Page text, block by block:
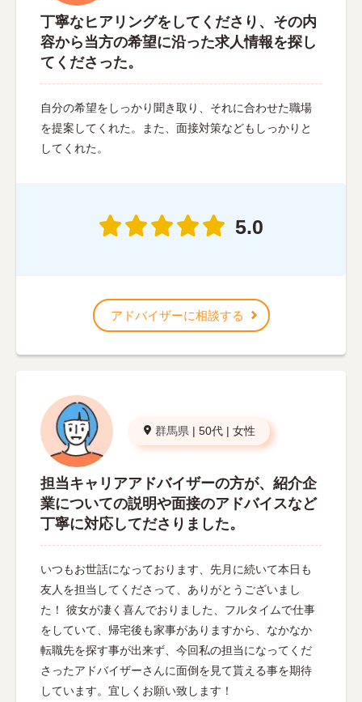
丁寧なヒアリングをしてくださり、その内
容から当方の希望に沿った求人情報を探し
てくださった。
自分の希望をしっかり聞き取り、それに合わせた職場
を提案してくれた。また、面接対策などもしっかりと
してくれた。
5.0
アドバイザーに相談する
群馬県 | 50代 | 女性
担当キャリアアドバイザーの方が、紹介企
業についての説明や面接のアドバイスなど
丁寧に対応してださりました。
いつもお世話になっております、先月に続いて本日も
友人を担当してくださって、ありがとうございまし
た！ 彼女が凄く喜んでおりました、フルタイムで仕事
をしていて、帰宅後も家事がありますから、なかなか
転職先を探す事が出来ず、今回私の担当になってくだ
さったアドバイザーさんに面倒を見て貰える事を期待
しています。宜しくお願い致します！